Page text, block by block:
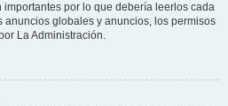
por lo que debería leerlos cada
anuncios globales y anuncios, los permisos
La Administración.